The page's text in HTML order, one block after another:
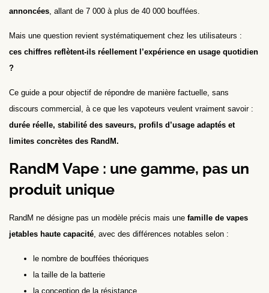
annoncées , allant de 7 000 à plus de 40 000 bouffées.
Mais une question revient systématiquement chez les utilisateurs :
ces chiffres reflètent-ils réellement l’expérience en usage quotidien
?
Ce guide a pour objectif de répondre de manière factuelle, sans
discours commercial, à ce que les vapoteurs veulent vraiment savoir :
durée réelle, stabilité des saveurs, profils d’usage adaptés et
limites concrètes des RandM.
RandM Vape : une gamme, pas un
produit unique
RandM ne désigne pas un modèle précis mais une famille de vapes
jetables haute capacité , avec des différences notables selon :
le nombre de bouffées théoriques
la taille de la batterie
la conception de la résistance